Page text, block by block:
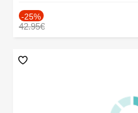
-25%
42.95€